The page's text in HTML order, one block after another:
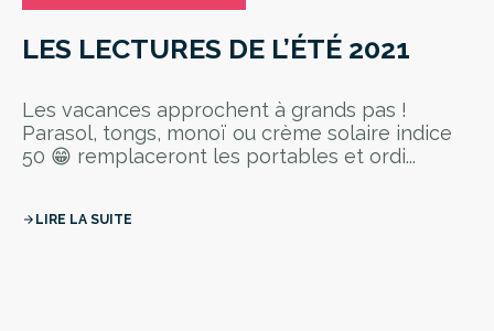
LES LECTURES DE L’ÉTÉ 2021
Les vacances approchent à grands pas !
Parasol, tongs, monoï ou crème solaire indice
50 😁 remplaceront les portables et ordi...
arrow_forward LIRE LA SUITE